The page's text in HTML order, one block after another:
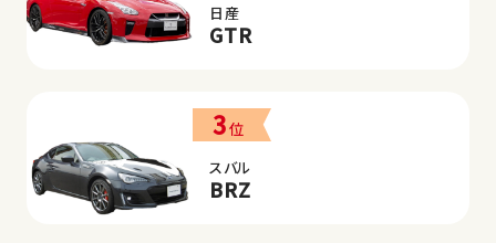
日産
GTR
3位
スバル
BRZ